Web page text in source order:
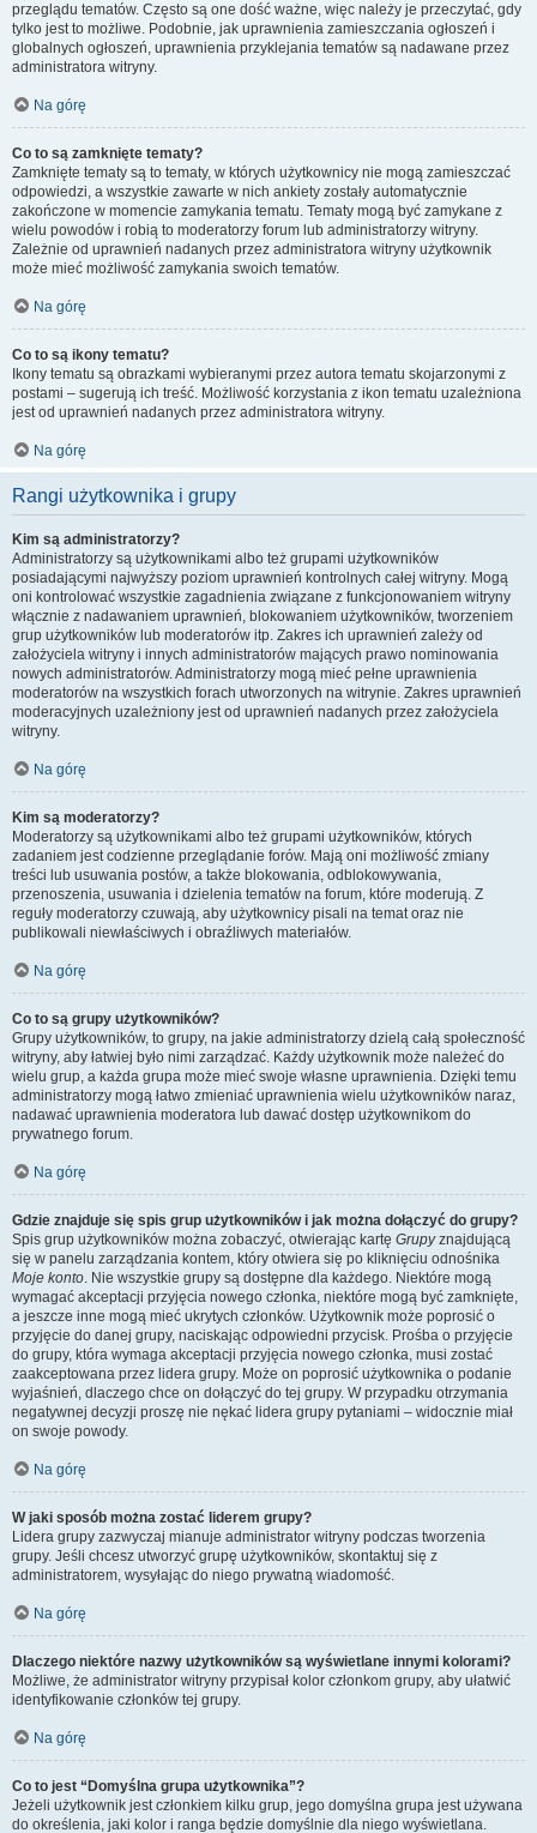
przeglądu tematów. Często są one dość ważne, więc należy je przeczytać, gdy
tylko jest to możliwe. Podobnie, jak uprawnienia zamieszczania ogłoszeń i
globalnych ogłoszeń, uprawnienia przyklejania tematów są nadawane przez
administratora witryny.
Na górę
Co to są zamknięte tematy?
Zamknięte tematy są to tematy, w których użytkownicy nie mogą zamieszczać
odpowiedzi, a wszystkie zawarte w nich ankiety zostały automatycznie
zakończone w momencie zamykania tematu. Tematy mogą być zamykane z
wielu powodów i robią to moderatorzy forum lub administratorzy witryny.
Zależnie od uprawnień nadanych przez administratora witryny użytkownik
może mieć możliwość zamykania swoich tematów.
Na górę
Co to są ikony tematu?
Ikony tematu są obrazkami wybieranymi przez autora tematu skojarzonymi z
postami – sugerują ich treść. Możliwość korzystania z ikon tematu uzależniona
jest od uprawnień nadanych przez administratora witryny.
Na górę
Rangi użytkownika i grupy
Kim są administratorzy?
Administratorzy są użytkownikami albo też grupami użytkowników
posiadającymi najwyższy poziom uprawnień kontrolnych całej witryny. Mogą
oni kontrolować wszystkie zagadnienia związane z funkcjonowaniem witryny
włącznie z nadawaniem uprawnień, blokowaniem użytkowników, tworzeniem
grup użytkowników lub moderatorów itp. Zakres ich uprawnień zależy od
założyciela witryny i innych administratorów mających prawo nominowania
nowych administratorów. Administratorzy mogą mieć pełne uprawnienia
moderatorów na wszystkich forach utworzonych na witrynie. Zakres uprawnień
moderacyjnych uzależniony jest od uprawnień nadanych przez założyciela
witryny.
Na górę
Kim są moderatorzy?
Moderatorzy są użytkownikami albo też grupami użytkowników, których
zadaniem jest codzienne przeglądanie forów. Mają oni możliwość zmiany
treści lub usuwania postów, a także blokowania, odblokowywania,
przenoszenia, usuwania i dzielenia tematów na forum, które moderują. Z
reguły moderatorzy czuwają, aby użytkownicy pisali na temat oraz nie
publikowali niewłaściwych i obraźliwych materiałów.
Na górę
Co to są grupy użytkowników?
Grupy użytkowników, to grupy, na jakie administratorzy dzielą całą społeczność
witryny, aby łatwiej było nimi zarządzać. Każdy użytkownik może należeć do
wielu grup, a każda grupa może mieć swoje własne uprawnienia. Dzięki temu
administratorzy mogą łatwo zmieniać uprawnienia wielu użytkowników naraz,
nadawać uprawnienia moderatora lub dawać dostęp użytkownikom do
prywatnego forum.
Na górę
Gdzie znajduje się spis grup użytkowników i jak można dołączyć do grupy?
Spis grup użytkowników można zobaczyć, otwierając kartę Grupyznajdującą
się w panelu zarządzania kontem, który otwiera się po kliknięciu odnośnika
Moje konto. Nie wszystkie grupy są dostępne dla każdego. Niektóre mogą
wymagać akceptacji przyjęcia nowego członka, niektóre mogą być zamknięte,
a jeszcze inne mogą mieć ukrytych członków. Użytkownik może poprosić o
przyjęcie do danej grupy, naciskając odpowiedni przycisk. Prośba o przyjęcie
do grupy, która wymaga akceptacji przyjęcia nowego członka, musi zostać
zaakceptowana przez lidera grupy. Może on poprosić użytkownika o podanie
wyjaśnień, dlaczego chce on dołączyć do tej grupy. W przypadku otrzymania
negatywnej decyzji proszę nie nękać lidera grupy pytaniami – widocznie miał
on swoje powody.
Na górę
W jaki sposób można zostać liderem grupy?
Lidera grupy zazwyczaj mianuje administrator witryny podczas tworzenia
grupy. Jeśli chcesz utworzyć grupę użytkowników, skontaktuj się z
administratorem, wysyłając do niego prywatną wiadomość.
Na górę
Dlaczego niektóre nazwy użytkowników są wyświetlane innymi kolorami?
Możliwe, że administrator witryny przypisał kolor członkom grupy, aby ułatwić
identyfikowanie członków tej grupy.
Na górę
Co to jest “Domyślna grupa użytkownika”?
Jeżeli użytkownik jest członkiem kilku grup, jego domyślna grupa jest używana
do określenia, jaki kolor i ranga będzie domyślnie dla niego wyświetlana.